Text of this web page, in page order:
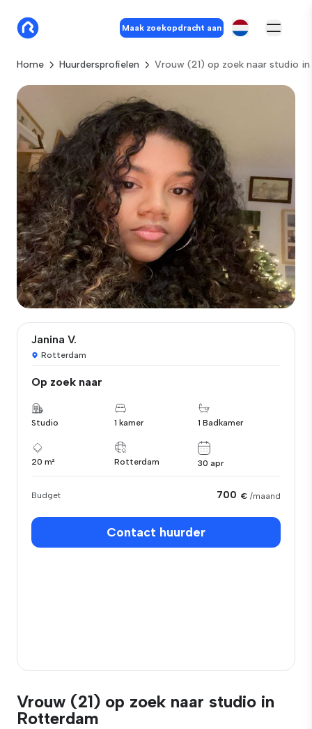
Maak zoekopdracht aan
Home Huurdersprofielen Vrouw (21) op zoek naar studio
Janina V.
Rotterdam
Op zoek naar
Studio 1 kamer 1 Badkamer
20 m² Rotterdam 30 apr
Budget 700 € /maand
Contact huurder
Vrouw (21) op zoek naar studio in
Rotterdam